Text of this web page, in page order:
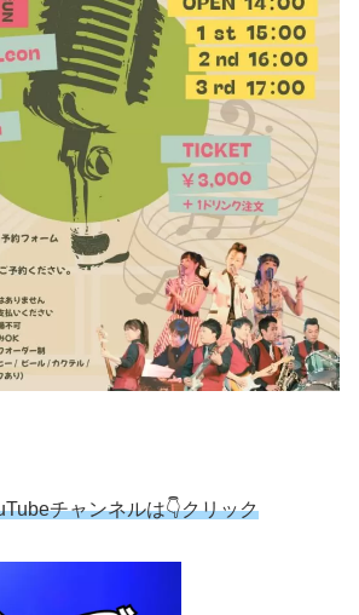
チャンネルは👇クリック